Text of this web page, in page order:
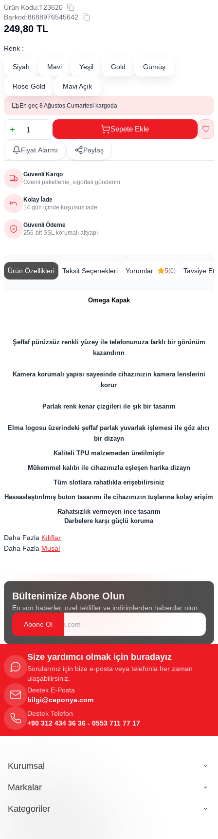
Ürün Kodu:T23620
Barkod:8688976545642
249,80 TL
Renk :
Siyah Mavi Yeşil Gold Gümüş
Rose Gold Mavi Açık
En geç 8 Ağustos Cumartesi kargoda
Sepete Ekle
Fiyat Alarmı Paylaş
Güvenli Kargo
Özenli paketleme, sigortalı gönderim
Kolay İade
14 gün içinde koşulsuz iade
Güvenli Ödeme
256-bit SSL korumalı altyapı
Ürün Özellikleri Taksit Seçenekleri Yorumlar 5(0) Tavsiye Et
Omega Kapak
Şeffaf pürüzsüz renkli yüzey ile telefonunuza farklı bir görünüm
kazandırın
Kamera korumalı yapısı sayesinde cihazınızın kamera lenslerini
korur
Parlak renk kenar çizgileri ile şık bir tasarım
Elma logosu üzerindeki şeffaf parlak yuvarlak işlemesi ile göz alıcı
bir dizayn
Kaliteli TPU malzemeden üretilmiştir
Mükemmel kalıbı ile cihazınızla eşleşen harika dizayn
Tüm slotlara rahatlıkla erişebilirsiniz
Hassaslaştırılmış buton tasarımı ile cihazınızın tuşlarına kolay erişim
Rahatsızlık vermeyen ince tasarım
Darbelere karşı güçlü koruma
Daha Fazla Kılıflar
Daha Fazla Musal
Bültenimize Abone Olun
En son haberler, özel teklifler ve indirimlerden haberdar olun.
Abone Ol
Size yardımcı olmak için buradayız
Sorularınız için bize e-posta veya telefonla her zaman
ulaşabilirsiniz.
Destek E-Posta
bilgi@ceponya.com
Destek Telefon
+90 312 434 36 36 - 0553 711 77 17
Kurumsal
Markalar
Kategoriler